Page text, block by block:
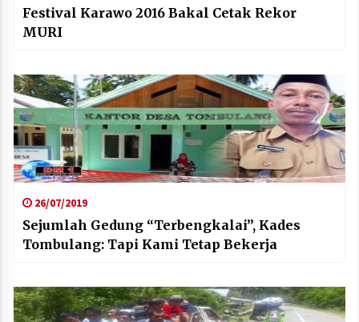
Festival Karawo 2016 Bakal Cetak Rekor
MURI
26/07/2019
Sejumlah Gedung “Terbengkalai”, Kades
Tombulang: Tapi Kami Tetap Bekerja